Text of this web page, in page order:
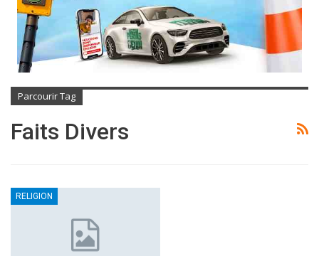
Parcourir Tag
Faits Divers
RELIGION